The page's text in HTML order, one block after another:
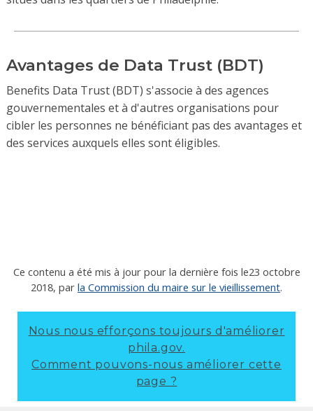
Avantages de Data Trust (BDT)
Benefits Data Trust (BDT) s'associe à des agences
gouvernementales et à d'autres organisations pour
cibler les personnes ne bénéficiant pas des avantages et
des services auxquels elles sont éligibles.
Ce contenu a été mis à jour pour la dernière fois le23 octobre
2018, par la Commission du maire sur le vieillissement.
Nous nous efforçons toujours d'améliorer
phila.gov.
Comment pouvons-nous améliorer cette
page ?